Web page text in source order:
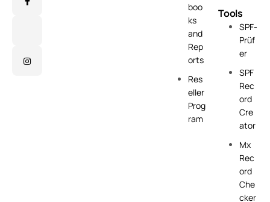
boo
ks
and
Rep
orts
Res
eller
Prog
ram
Tools
SPF-
Prüf
er
SPF
Rec
ord
Cre
ator
Mx
Rec
ord
Che
cker